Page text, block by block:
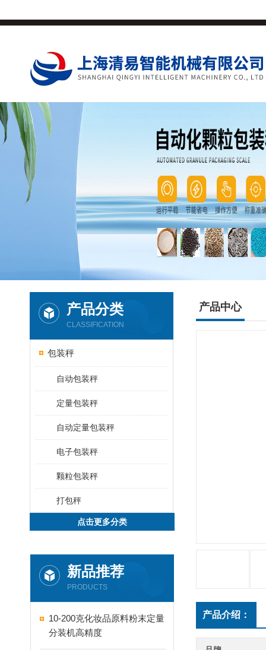
产品分类
CLASSIFICATION
包装秤
自动包装秤
定量包装秤
自动定量包装秤
电子包装秤
颗粒包装秤
打包秤
点击更多分类
新品推荐
PRODUCTS
10-200克化妆品原料粉末定量
分装机高精度
产品中心
产品介绍：